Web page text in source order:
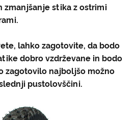
zmanjšanje stika z ostrimi
lahko zagotovite, da bodo
dobro vzdrževane in bodo
zagotovilo najboljšo možno
pustolovščini.